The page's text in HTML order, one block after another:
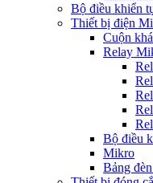
Bộ điều khiển
Thiết bị điện
Cuộn
Relay
Bộ điều
Mikro
Bảng